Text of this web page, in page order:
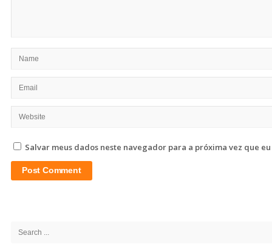
Salvar meus dados neste navegador para a próxima vez que
Search